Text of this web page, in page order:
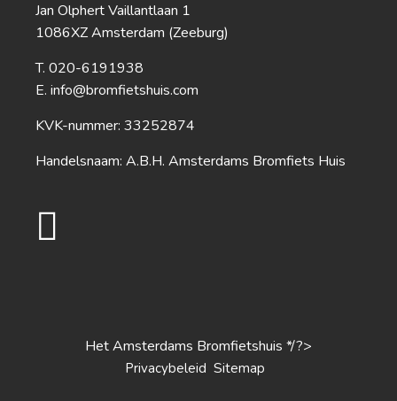
Jan Olphert Vaillantlaan 1
1086XZ Amsterdam (Zeeburg)
020-6191938
info@bromfietshuis.com
KVK-nummer: 33252874
Handelsnaam: A.B.H. Amsterdams Bromfiets Huis
Het Amsterdams Bromfietshuis */?>
Privacybeleid Sitemap